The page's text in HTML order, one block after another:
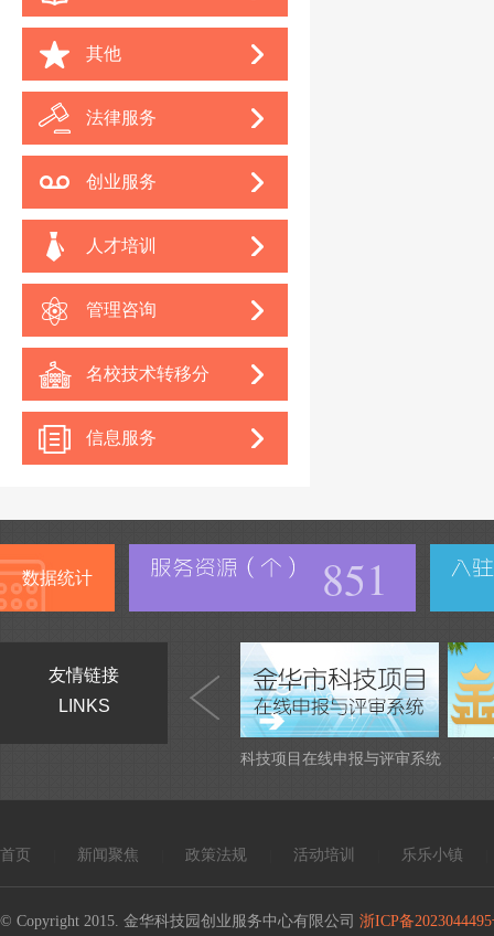
其他
法律服务
创业服务
人才培训
管理咨询
名校技术转移分
中心
信息服务
数据统计 851
友情链接
LINKS
科技项目在线申报与评审系统
首页 新闻聚焦 政策法规 活动培训 乐乐小镇
© Copyright 2015. 金华科技园创业服务中心有限公司 浙ICP备